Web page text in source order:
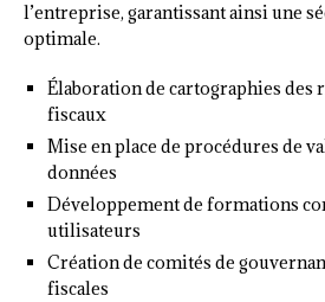
l’entreprise, garantissant ainsi une
optimale.
Élaboration de cartographies des
fiscaux
Mise en place de procédures de
données
Développement de formations
utilisateurs
Création de comités de
fiscales